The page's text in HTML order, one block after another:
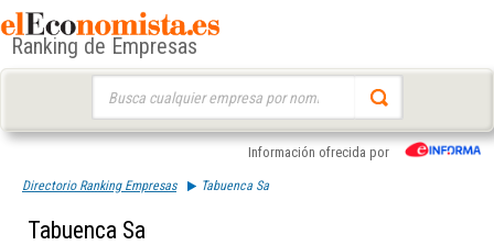
Ranking de Empresas
Información ofrecida por
Directorio Ranking Empresas Tabuenca Sa
Tabuenca Sa